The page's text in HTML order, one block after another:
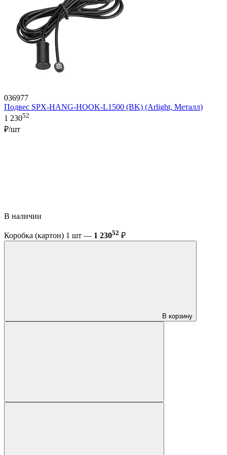
036977
Подвес SPX-HANG-HOOK-L1500 (BK) (Arlight, Металл)
1 23052
₽/шт
В наличии
Коробка (картон) 1 шт — 1 23052 ₽
В корзину